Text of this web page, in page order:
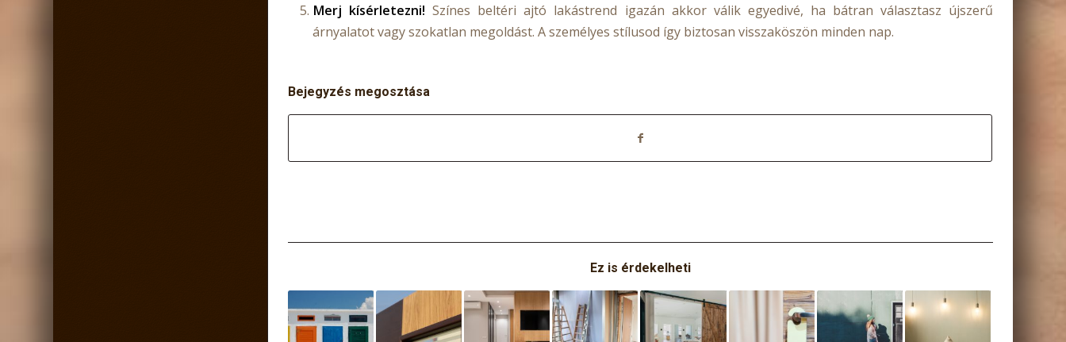
Merj kísérletezni!Színes beltéri ajtó lakástrend igazán akkor válik egyedivé, ha bátran választasz újszerű
árnyalatot vagy szokatlan megoldást. A személyes stílusod így biztosan visszaköszön minden nap.
Bejegyzés megosztása
Ez is érdekelheti